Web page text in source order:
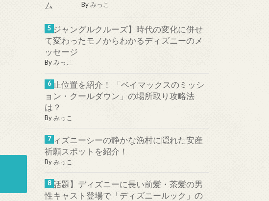
Byみっこ
【ジャングルクルーズ】時代の変化に併せ
て変わったモノからわかるディズニーのメ
ッセージ
Byみっこ
停止位置を紹介！ 「ベイマックスのミッシ
ョン・クールダウン」の場所取り攻略法
は？
Byみっこ
ディズニーシーの静かな漁村に隠れた安産
祈願スポットを紹介！
Byみっこ
【話題】ディズニーに長い前髪・茶髪の男
性キャスト登場で「ディズニールック」の